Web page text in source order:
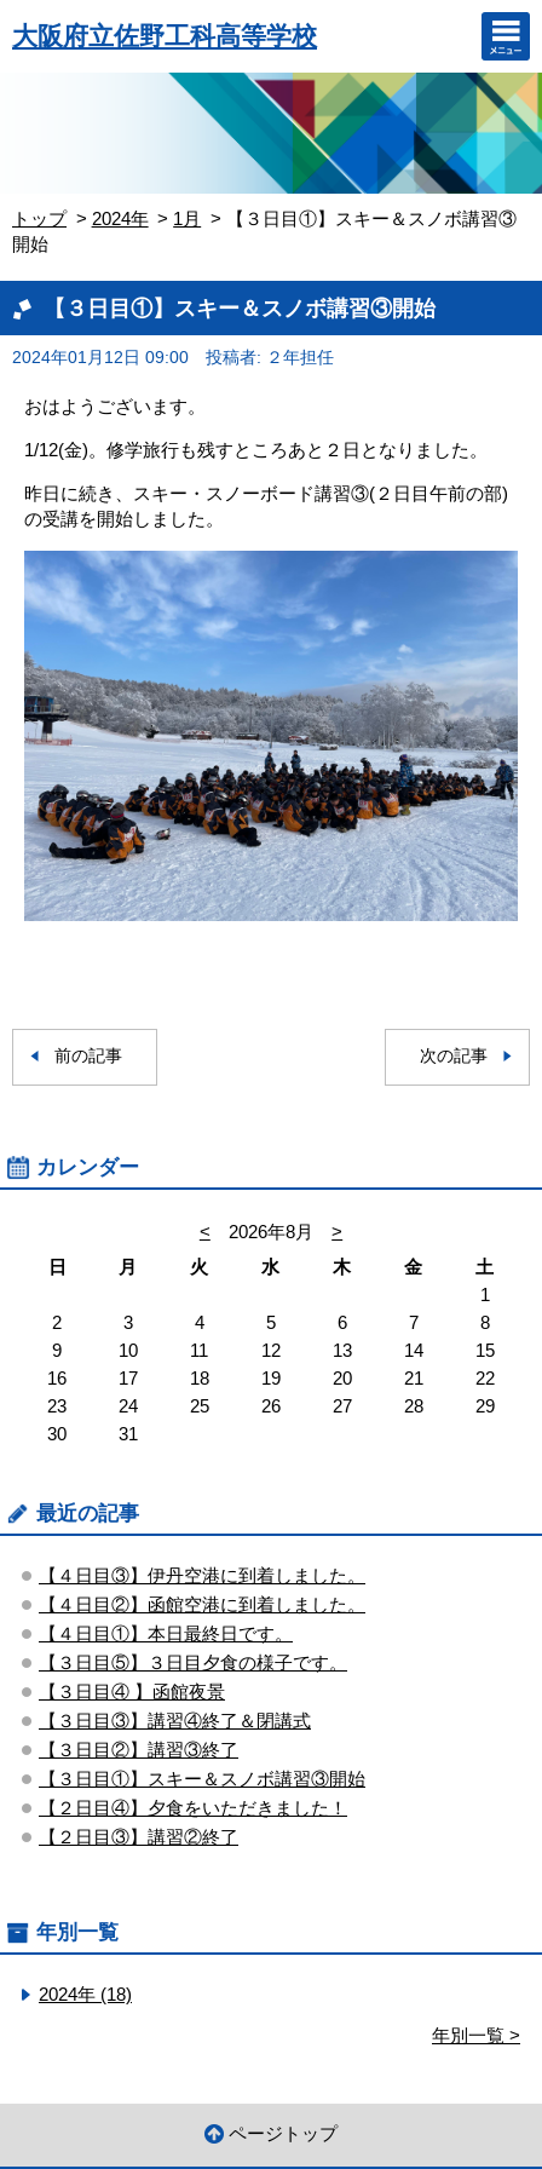
大阪府立佐野工科高等学校
トップ 2024年 1月
【３日目①】スキー＆スノボ講習③
開始
【３日目①】スキー＆スノボ講習③開始
2024年01月12日 09:00 投稿者: ２年担任
おはようございます。
1/12(金)。修学旅行も残すところあと２日となりました。
昨日に続き、スキー・スノーボード講習③(２日目午前の部)
の受講を開始しました。
前の記事 次の記事
カレンダー
< 2026年8月
>
日
月 火 水 木 金
土
1
2
3 4 5 6 7
8
9
10 11 12 13 14
15
16
17 18 19 20 21
22
23
24 25 26 27 28
29
30
31
最近の記事
【４日目③】伊丹空港に到着しました。
【４日目②】函館空港に到着しました。
【４日目①】本日最終日です。
【３日目⑤】３日目夕食の様子です。
【３日目④ 】函館夜景
【３日目③】講習④終了＆閉講式
【３日目②】講習③終了
【３日目①】スキー＆スノボ講習③開始
【２日目④】夕食をいただきました！
【２日目③】講習②終了
年別一覧
2024年 (18)
年別一覧 >
ページトップ